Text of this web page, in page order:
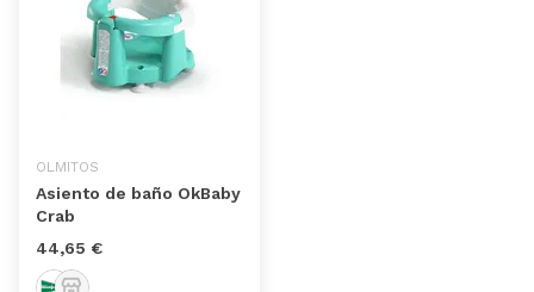
OLMITOS
Asiento de baño OkBaby
Crab
44,65 €